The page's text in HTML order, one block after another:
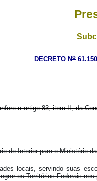
DECRETO No
o artigo 83, item II, da
do Interior para o Ministério
locais, servindo suas
os Territórios Federais